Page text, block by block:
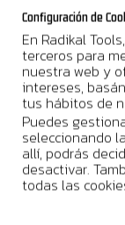
Cuerpo fino y
comodidad.
Cable
Interruptor
Doble
Seguridad
Utilizar
durante el uso.
Configuración de
En Radikal
terceros para
nuestra web y
intereses,
tus hábitos de
Puedes
seleccionando
allí, podrás
desactivar.
todas las